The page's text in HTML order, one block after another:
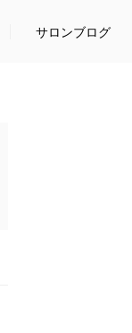
サロンブログ